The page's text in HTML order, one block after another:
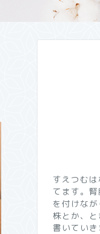
すえつむ
てます。
を付けな
株とか、
書いていき